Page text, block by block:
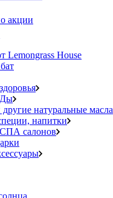
акции
Lemongrass House
натуральные масла
напитки
салонов